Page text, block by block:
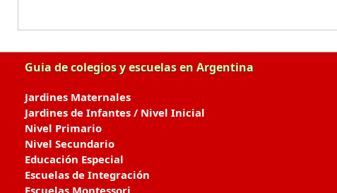
Guia de colegios y escuelas en Argentina
Jardines Maternales
Jardines de Infantes / Nivel Inicial
Nivel Primario
Nivel Secundario
Educación Especial
Escuelas de Integración
Escuelas Montessori